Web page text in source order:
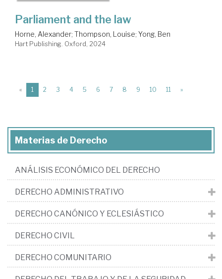
Parliament and the law
Horne, Alexander; Thompson, Louise; Yong, Ben
Hart Publishing. Oxford, 2024
« 1 (current)
2 3 4 5 6 7 8 9 10 11 »
Materias de Derecho
ANÁLISIS ECONÓMICO DEL DERECHO
DERECHO ADMINISTRATIVO
DERECHO CANÓNICO Y ECLESIÁSTICO
DERECHO CIVIL
DERECHO COMUNITARIO